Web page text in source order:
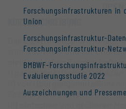
Forschungs­infrastrukturen in
Union
Forschungs­infrastruktur-
Forschungs­infrastruktur-
BMBWF-
Evaluierungsstudie 2022
Auszeichnungen und
KURZBESCHREIBUNG
Das
zum Nachweis und zur
elektronischen
i) paramagnetischen Defekten
ii) von Übergangsmetallionen
Festkörpern sowie